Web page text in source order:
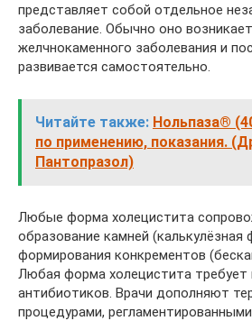
представляет собой отдельное
заболевание. Обычно оно
желчнокаменного заболевания и
развивается самостоятельно.
Читайте также: Нольпаза®
по применению, показания.
Пантопразол)
Любые форма холецистита
образование камней (калькулёзная
формирования конкрементов
Любая форма холецистита требует
антибиотиков. Врачи дополняют
процедурами,